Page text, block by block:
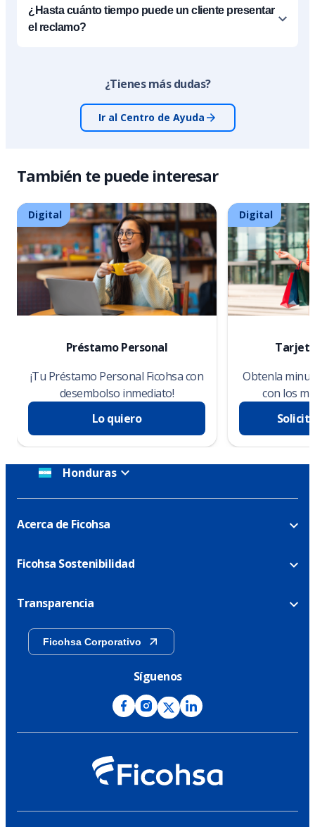
¿Hasta cuánto tiempo puede un cliente presentar
el reclamo?
¿Tienes más dudas?
Ir al Centro de Ayuda
También te puede interesar
Digital
Préstamo Personal
¡Tu Préstamo Personal Ficohsa con
desembolso inmediato!
Lo quiero
Digital
Obtenla
con los
Honduras
Acerca de Ficohsa
Ficohsa Sostenibilidad
Transparencia
Ficohsa Corporativo
Síguenos